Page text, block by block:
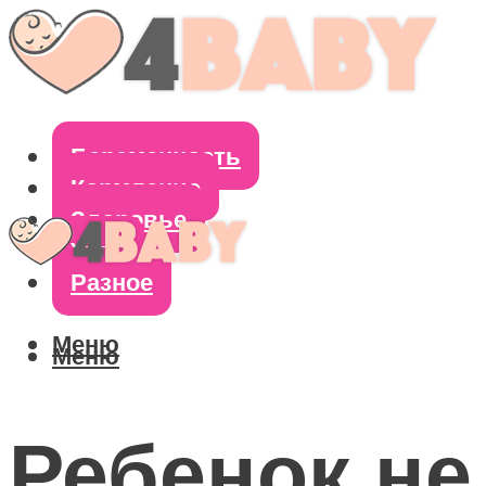
Беременность
Кормление
Здоровье
Уход
Разное
Меню
Меню